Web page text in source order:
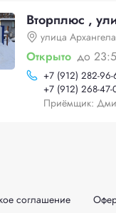
Вторплюс ,
улица
Открыто до
+7 (912) 282-96-
+7 (912) 268-47-
Приёмщик:
соглашение